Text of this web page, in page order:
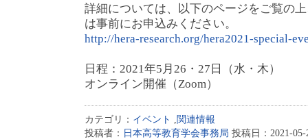
詳細については、以下のページをご覧の
は事前にお申込みください。
http://hera-research.org/hera2021-special-
日程：2021年5月26・27日（水・木）
オンライン開催（Zoom）
カテゴリ： イベント ,関連情報
投稿者： 日本高等教育学会事務局 投稿日：2021-05-